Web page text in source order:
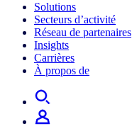
Solutions
Secteurs d’activité
Réseau de partenaires
Insights
Carrières
À propos de